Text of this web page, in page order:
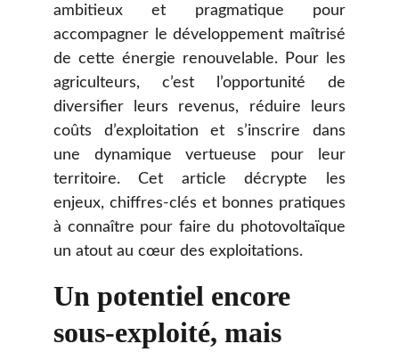
ambitieux et pragmatique pour
accompagner le développement maîtrisé
de cette énergie renouvelable. Pour les
agriculteurs, c’est l’opportunité de
diversifier leurs revenus, réduire leurs
coûts d’exploitation et s’inscrire dans
une dynamique vertueuse pour leur
territoire. Cet article décrypte les
enjeux, chiffres-clés et bonnes pratiques
à connaître pour faire du photovoltaïque
un atout au cœur des exploitations.
Un potentiel encore
sous-exploité, mais